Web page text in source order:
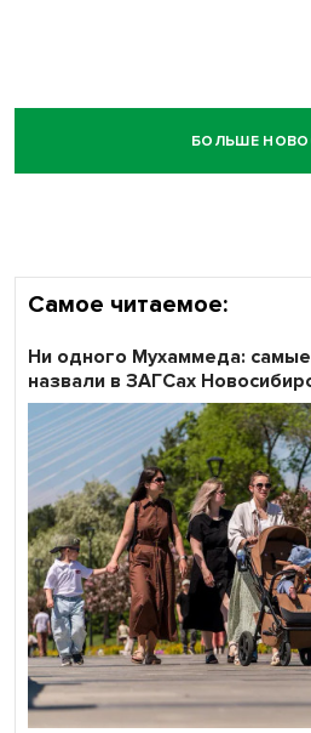
БОЛЬШЕ
Самое читаемое:
Ни одного Мухаммеда:
назвали в ЗАГСах